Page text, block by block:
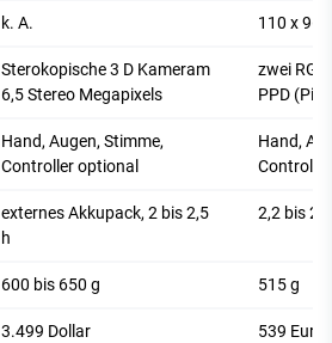
k. A. 110 x 96
Sterokopische 3 D Kameram
6,5 Stereo Megapixels
zwei
PPD
Hand, Augen, Stimme,
Controller optional
Hand,
externes Akkupack, 2 bis 2,5
h
2,2 bis
600 bis 650 g 515 g
3.499 Dollar
539